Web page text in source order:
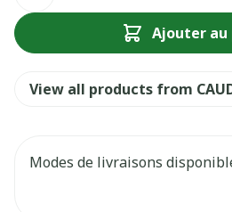
Ajouter au
View all products from
Modes de livraisons